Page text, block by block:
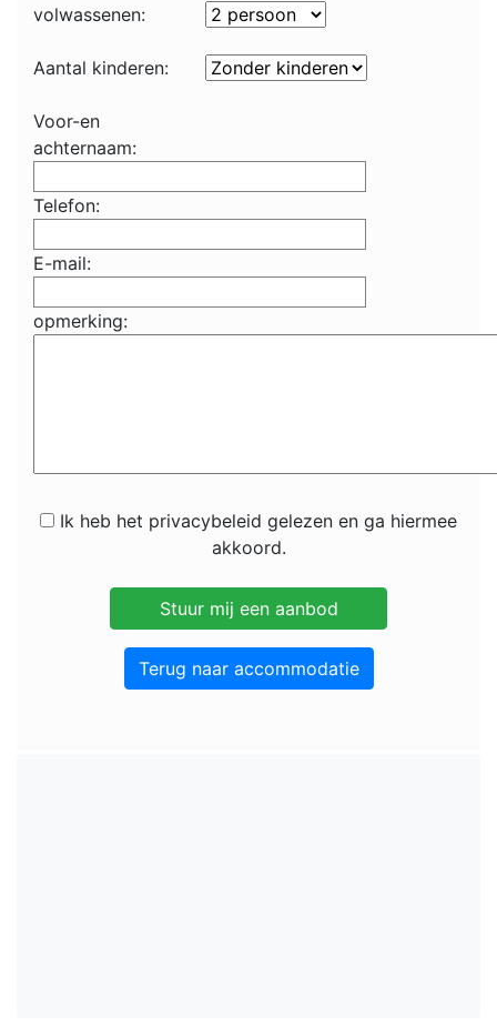
volwassenen:
Aantal kinderen:
Voor-en
achternaam:
Telefon:
E-mail:
opmerking:
Ik heb het privacybeleid gelezen en ga hiermee
akkoord.
Terug naar accommodatie